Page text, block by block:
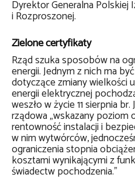
Dyrektor Generalna Polskiej
i Rozproszonej.
Zielone certyfikaty
Rząd szuka sposobów na
energii. Jednym z nich ma
dotyczące zmiany wielkości
energii elektrycznej
weszło w życie 11 sierpnia
rządowa „wskazany
rentowność instalacji i
w nim wytwórców,
ograniczenia stopnia
kosztami wynikającymi z
świadectw pochodzenia.”